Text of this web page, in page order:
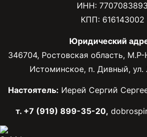
ИНН: 7707083893
КПП: 616143002
Юридический
346704, Ростовская область,
Истоминское, п. Дивный, ул.
Настоятель: Иерей Сергий
т. +7 (919) 899-35-20,